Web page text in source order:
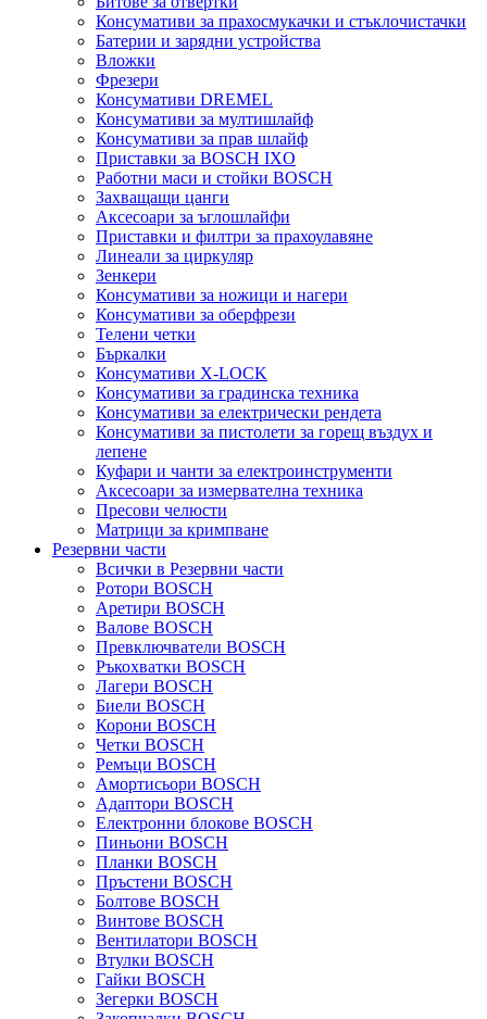
Консумативи за прахосмукачки и стъклочистачки
Батерии и зарядни устройства
Вложки
Фрезери
Консумативи DREMEL
Консумативи за мултишлайф
Консумативи за прав шлайф
Приставки за BOSCH IXO
Работни маси и стойки BOSCH
Захващащи цанги
Аксесоари за ъглошлайфи
Приставки и филтри за прахоулавяне
Линеали за циркуляр
Зенкери
Консумативи за ножици и нагери
Консумативи за оберфрези
Телени четки
Бъркалки
Консумативи X-LOCK
Консумативи за градинска техника
Консумативи за електрически рендета
Консумативи за пистолети за горещ въздух и
лепене
Куфари и чанти за електроинструменти
Аксесоари за измервателна техника
Пресови челюсти
Матрици за кримпване
Резервни части
Всички в Резервни части
Ротори BOSCH
Аретири BOSCH
Валове BOSCH
Превключватели BOSCH
Ръкохватки BOSCH
Лагери BOSCH
Биели BOSCH
Корони BOSCH
Четки BOSCH
Ремъци BOSCH
Амортисьори BOSCH
Адаптори BOSCH
Електронни блокове BOSCH
Пиньони BOSCH
Планки BOSCH
Пръстени BOSCH
Болтове BOSCH
Винтове BOSCH
Вентилатори BOSCH
Втулки BOSCH
Гайки BOSCH
Зегерки BOSCH